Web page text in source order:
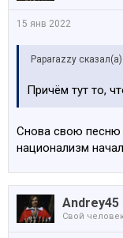
15 янв 2022
Paparazzy сказал(а):
Причём тут то,
Снова свою песню
национализм
Andrey45
Свой